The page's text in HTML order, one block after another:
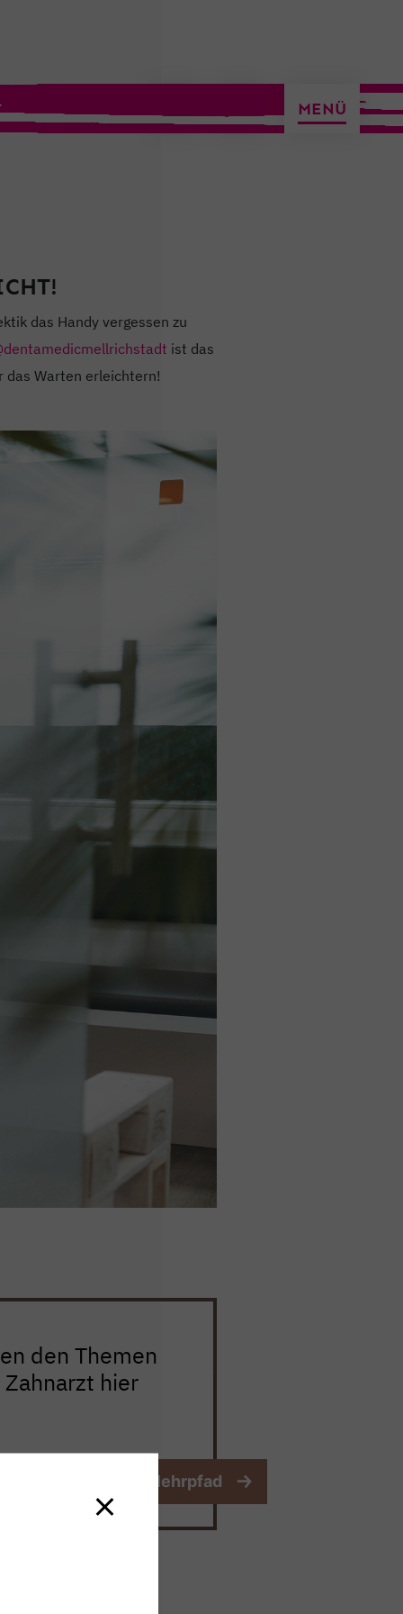
vereinbaren MENÜ
das Handy vergessen zu
ist das
das Warten erleichtern!
den Themen
hier
zum digitalen Atemlehrpfad